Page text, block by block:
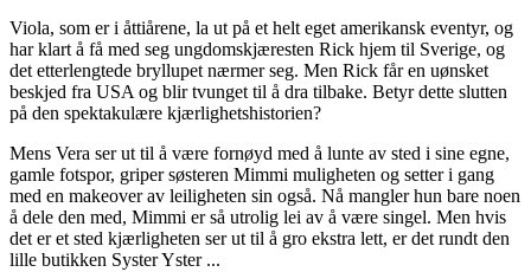
Viola, som er i åttiårene, la ut på et helt eget amerikansk eventyr, og
har klart å få med seg ungdomskjæresten Rick hjem til Sverige, og
det etterlengtede bryllupet nærmer seg. Men Rick får en uønsket
beskjed fra USA og blir tvunget til å dra tilbake. Betyr dette slutten
på den spektakulære kjærlighetshistorien?
Mens Vera ser ut til å være fornøyd med å lunte av sted i sine egne,
gamle fotspor, griper søsteren Mimmi muligheten og setter i gang
med en makeover av leiligheten sin også. Nå mangler hun bare noen
å dele den med, Mimmi er så utrolig lei av å være singel. Men hvis
det er et sted kjærligheten ser ut til å gro ekstra lett, er det rundt den
lille butikken Syster Yster ...